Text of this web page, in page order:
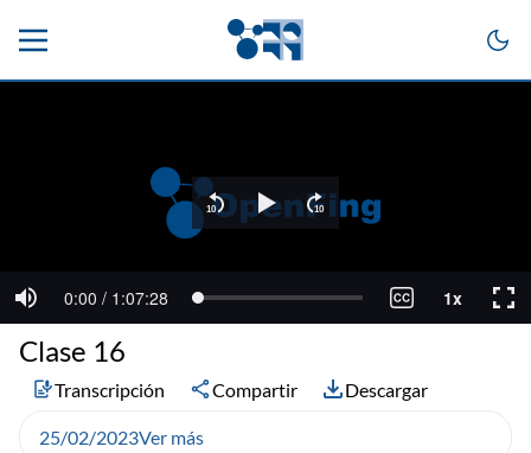
Clase 16
Transcripción Compartir Descargar
25/02/2023Ver más